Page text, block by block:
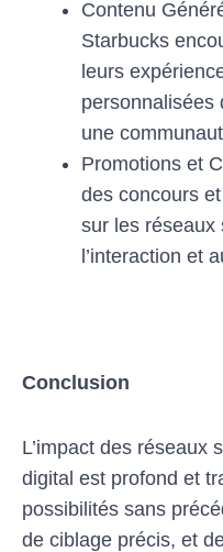
Contenu
Starbucks
leurs
personnalisées
une
Promotions et
des concours
sur les réseaux
l’interaction et
Conclusion
L’impact des réseaux
digital est profond et
possibilités sans
de ciblage précis, et